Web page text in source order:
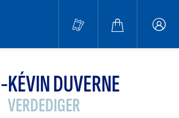
KÉVIN DUVERNE
VERDEDIGER